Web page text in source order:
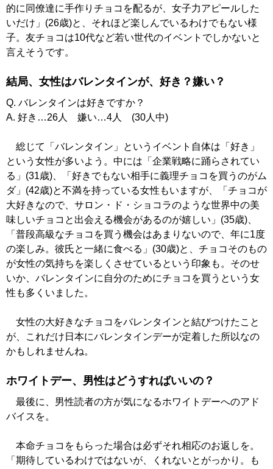
的に同僚達に手作りチョコを配るが、女子力アピールした
いだけ」(26歳)と、それほど楽しんでいるわけでもない様
子。友チョコは10代など若い世代のイベントでしかないと
言えそうです。
結局、女性はバレンタインが、好き？嫌い？
Q. バレンタインは好きですか？
A. 好き…26人 嫌い…4人 (30人中)
総じて「バレンタイン」というイベント自体は「好き」
という女性が多いよう。中には「企業戦略に踊らされてい
る」(31歳)、「好きでもない相手に義理チョコを買うのがム
ダ」(42歳)と不満を持っている女性もいますが、「チョコが
大好きなので、サロン・ド・ショコラのような世界中の美
味しいチョコと出会える機会があるのが嬉しい」(35歳)、
「普段高級なチョコを買う機会はあまりないので、年に1度
の楽しみ。彼氏と一緒に食べる」(30歳)と、チョコそのもの
が女性の気持ちを楽しくさせているという印象も。そのせ
いか、バレンタインに自分のためにチョコを買うという女
性も多くいました。
女性の大好きなチョコをバレンタインと結びつけたこと
が、これだけ日本にバレンタインデーが定着した所以なの
かもしれませんね。
ホワイトデー、男性はどうすればいいの？
最後に、男性読者の方が気になるホワイトデーへのアド
バイスを。
本命チョコをもらった場合は必ずそれ相応のお返しを。
「期待しているわけではないが、くれないとがっかり。も